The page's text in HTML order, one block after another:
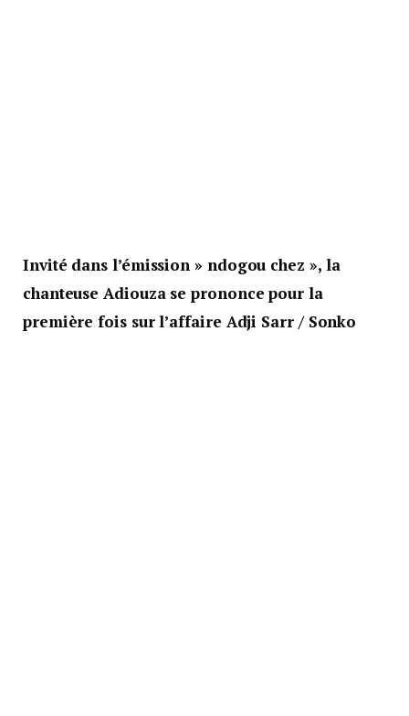
Invité dans l’émission » ndogou chez », la
chanteuse Adiouza se prononce pour la
première fois sur l’affaire Adji Sarr / Sonko